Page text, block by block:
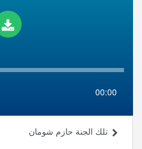
00:00
تلك الجنة حازم شومان